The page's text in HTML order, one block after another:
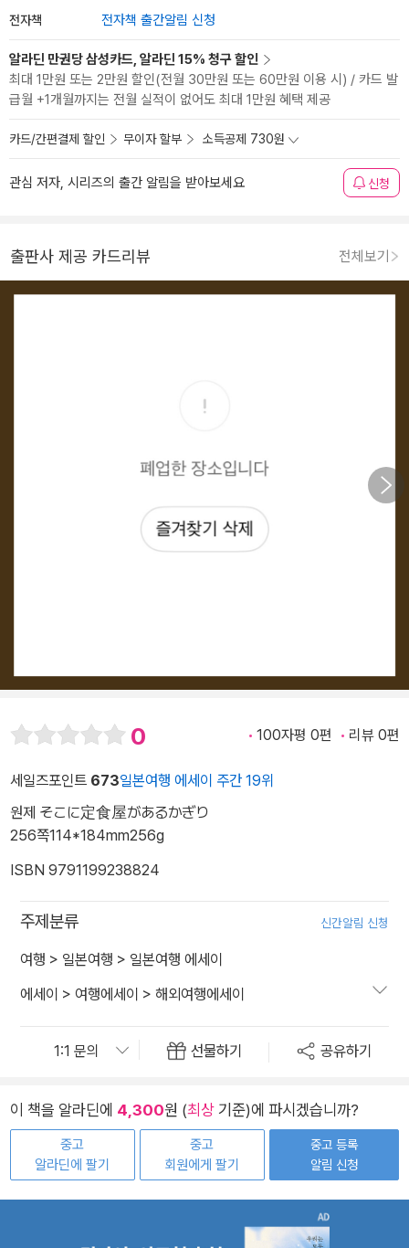
전자책 전자책 출간알림 신청
알라딘 만권당 삼성카드, 알라딘 15% 청구 할인
최대 1만원 또는 2만원 할인(전월 30만원 또는 60만원 이용 시) / 카드 발
급월 +1개월까지는 전월 실적이 없어도 최대 1만원 혜택 제공
카드/간편결제 할인 무이자 할부 소득공제 730원
관심 저자, 시리즈의 출간 알림을 받아보세요 신청
출판사 제공 카드리뷰 전체보기
0 100자평 0편 리뷰 0편
세일즈포인트 673일본여행 에세이 주간 19위
원제 そこに定食屋があるかぎり
256쪽114*184mm256g
ISBN 9791199238824
주제분류 신간알림 신청
여행 > 일본여행 > 일본여행 에세이
에세이 > 여행에세이 > 해외여행에세이
선물하기 공유하기
이 책을 알라딘에 4,300원 (최상 기준)에 파시겠습니까?
중고
알라딘에 팔기
중고
회원에게 팔기
중고 등록
알림 신청